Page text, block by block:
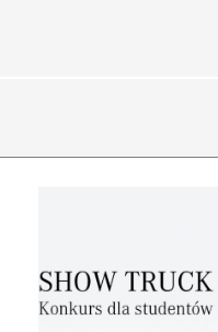
wspólnoty
Truck –